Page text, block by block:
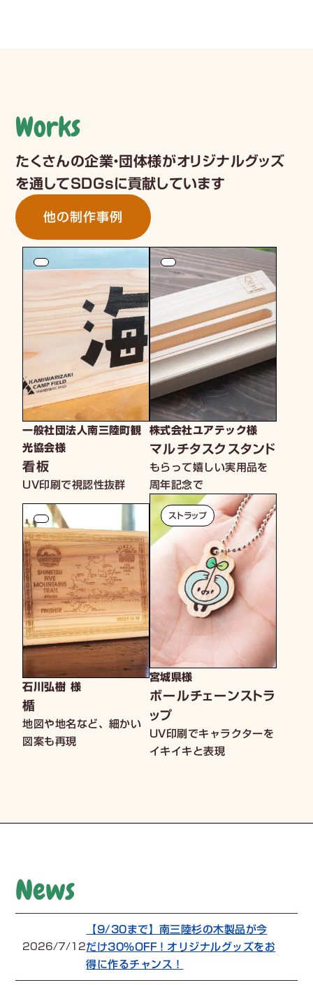
Works
たくさんの企業・団体様がオリジナルグッズ
を通してSDGsに貢献しています
他の制作事例
一般社団法人南三陸町観
光協会様
看板
UV印刷で視認性抜群
株式会社ユアテック様
マルチタスクスタンド
もらって嬉しい実用品を
周年記念で
石川弘樹 様
楯
地図や地名など、細かい
図案も再現
ストラップ
宮城県様
ボールチェーンストラ
ップ
UV印刷でキャラクターを
イキイキと表現
News
2026/7/12
【9/30まで】南三陸杉の木製品が今
だけ30%OFF！オリジナルグッズをお
得に作るチャンス！